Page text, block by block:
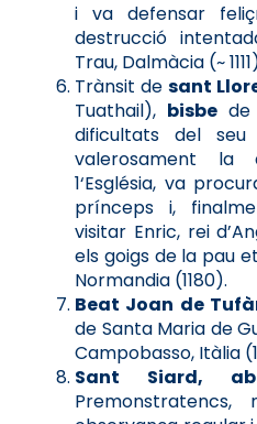
i va defensar
destrucció
Trau, Dalmàcia (~
Trànsit de sant
Tuathail), bisbe de
dificultats del
valerosament la
1‘Església, va
prínceps i,
visitar Enric, rei
els goigs de la pau
Normandia (1180).
Beat Joan de
de Santa Maria de
Campobasso, Itàlia
Sant Siard,